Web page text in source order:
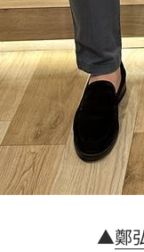
▲鄭